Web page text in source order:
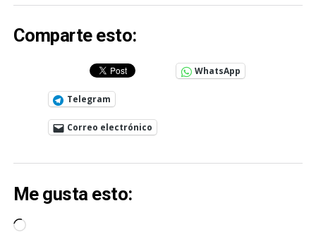
Comparte esto:
WhatsApp
Telegram
Correo electrónico
Me gusta esto:
Cargando...